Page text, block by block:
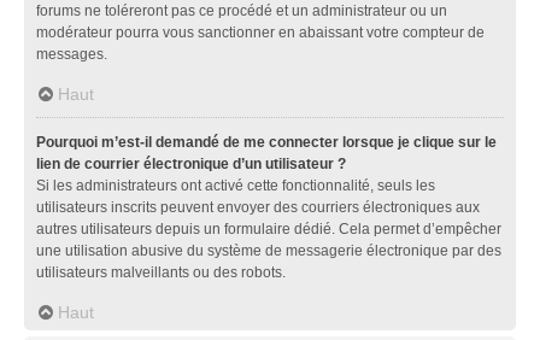
forums ne toléreront pas ce procédé et un administrateur ou un
modérateur pourra vous sanctionner en abaissant votre compteur de
messages.
Haut
Pourquoi m’est-il demandé de me connecter lorsque je clique sur le
lien de courrier électronique d’un utilisateur ?
Si les administrateurs ont activé cette fonctionnalité, seuls les
utilisateurs inscrits peuvent envoyer des courriers électroniques aux
autres utilisateurs depuis un formulaire dédié. Cela permet d’empêcher
une utilisation abusive du système de messagerie électronique par des
utilisateurs malveillants ou des robots.
Haut